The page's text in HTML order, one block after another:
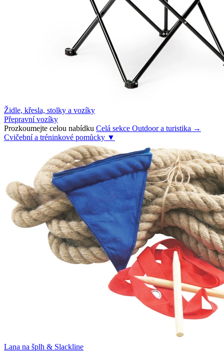
Židle, křesla, stolky a vozíky
Přepravní vozíky
Prozkoumejte celou nabídku Celá sekce Outdoor a turistika →
Cvičební a tréninkové pomůcky ▼
Lana na šplh & Slackline